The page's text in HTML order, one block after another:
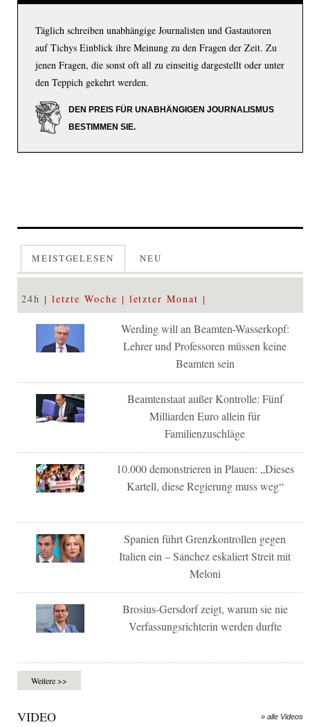
Täglich schreiben unabhängige Journalisten und Gastautoren
auf Tichys Einblick ihre Meinung zu den Fragen der Zeit. Zu
jenen Fragen, die sonst oft all zu einseitig dargestellt oder unter
den Teppich gekehrt werden.
DEN PREIS FÜR UNABHÄNGIGEN JOURNALISMUS
BESTIMMEN SIE.
MEISTGELESEN NEU
24h letzte Woche letzter Monat
Werding will an Beamten-Wasserkopf:
Lehrer und Professoren müssen keine
Beamten sein
Beamtenstaat außer Kontrolle: Fünf
Milliarden Euro allein für
Familienzuschläge
10.000 demonstrieren in Plauen: „Dieses
Kartell, diese Regierung muss weg“
Spanien führt Grenzkontrollen gegen
Italien ein – Sánchez eskaliert Streit mit
Meloni
Brosius-Gersdorf zeigt, warum sie nie
Verfassungsrichterin werden durfte
Weitere >>
VIDEO » alle Videos